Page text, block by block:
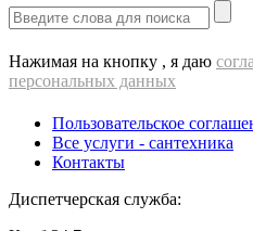
Нажимая на кнопку , я даю
персональных данных
Пользовательское
Все услуги - cантехника
Контакты
Диспетчерская служба: